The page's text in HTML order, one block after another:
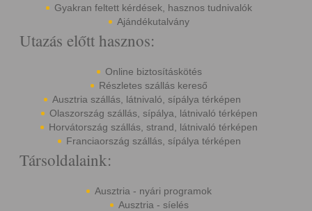
Gyakran feltett kérdések, hasznos tudnivalók
Ajándékutalvány
Utazás előtt hasznos:
Online biztosításkötés
Részletes szállás kereső
Ausztria szállás, látnivaló, sípálya térképen
Olaszország szállás, sípálya, látnivaló térképen
Horvátország szállás, strand, látnivaló térképen
Franciaország szállás, sípálya térképen
Társoldalaink:
Ausztria - nyári programok
Ausztria - síelés